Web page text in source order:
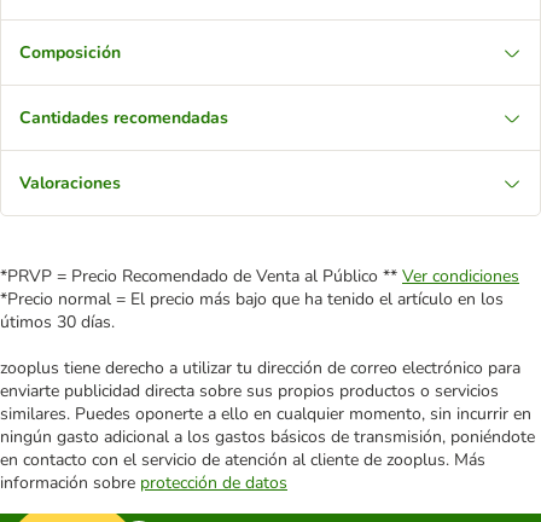
Composición
Cantidades recomendadas
Valoraciones
*PRVP = Precio Recomendado de Venta al Público ** Ver condiciones
*Precio normal = El precio más bajo que ha tenido el artículo en los
útimos 30 días.
zooplus tiene derecho a utilizar tu dirección de correo electrónico para
enviarte publicidad directa sobre sus propios productos o servicios
similares. Puedes oponerte a ello en cualquier momento, sin incurrir en
ningún gasto adicional a los gastos básicos de transmisión, poniéndote
en contacto con el servicio de atención al cliente de zooplus. Más
información sobre protección de datos